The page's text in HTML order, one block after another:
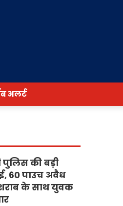
अलर्ट
पुलिस की बड़ी
60 पाउच अवैध
के साथ युवक